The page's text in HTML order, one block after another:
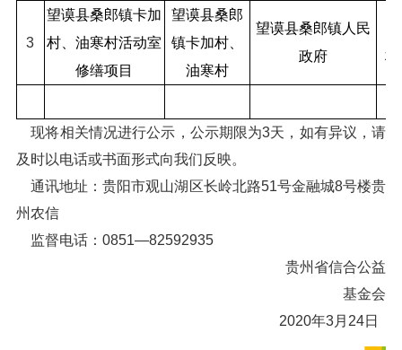
3
望谟县桑郎镇卡加
村、油寒村活动室
修缮项目
望谟县桑郎
镇卡加村、
油寒村
望谟县桑郎镇人民
政府
现将相关情况进行公示，公示期限为3天，如有异议，请
及时以电话或书面形式向我们反映。
通讯地址：贵阳市观山湖区长岭北路51号金融城8号楼贵
州农信
监督电话：0851—82592935
贵州省信合公益
基金会
2020年3月24日